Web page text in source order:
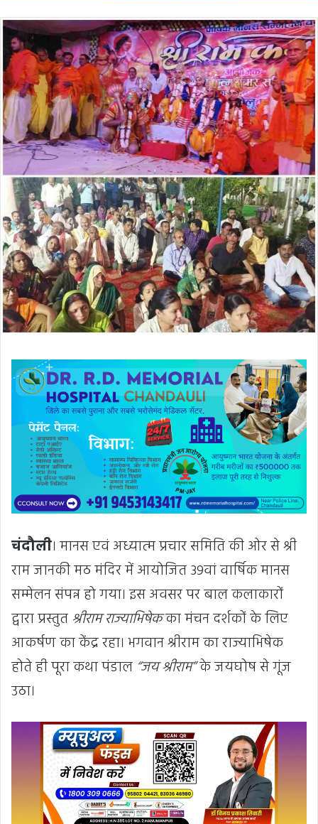
चंदौली। मानस एवं अध्यात्म प्रचार समिति की ओर से श्री
राम जानकी मठ मंदिर में आयोजित 39वां वार्षिक मानस
सम्मेलन संपन्न हो गया। इस अवसर पर बाल कलाकारों
द्वारा प्रस्तुत श्रीराम राज्याभिषेकका मंचन दर्शकों के लिए
आकर्षण का केंद्र रहा। भगवान श्रीराम का राज्याभिषेक
होते ही पूरा कथा पंडाल “जय श्रीराम”के जयघोष से गूंज
उठा।